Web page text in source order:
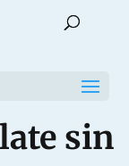
sin